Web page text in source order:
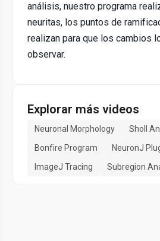
análisis, nuestro programa
neuritas, los puntos de
realizan para que los cambios
observar.
Explorar más videos
Neuronal Morphology Sholl
Bonfire Program
NeuronJ
ImageJ Tracing
Subregion